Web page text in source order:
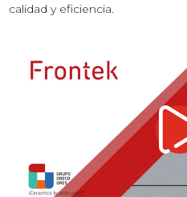
calidad y eficiencia.